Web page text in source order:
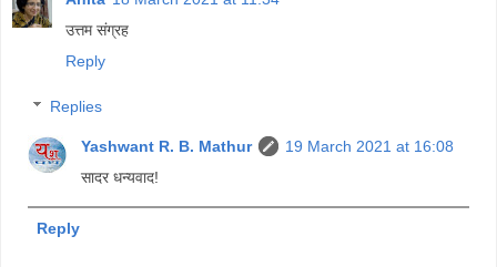
उत्तम संग्रह
Reply
Replies
Yashwant R. B. Mathur
19 March 2021 at 16:08
सादर धन्यवाद!
Reply